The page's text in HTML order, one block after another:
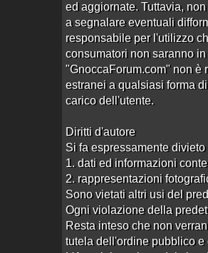
Utenti connessi:59
gnoccaforum.com -Contatti
ed aggiornate. Tuttavia,
a segnalare eventuali
responsabile per l'utilizzo
consumatori non saranno
"GnoccaForum.com" non è
estranei a qualsiasi forma
carico dell'utente.
Diritti d'autore
Si fa espressamente divieto
1. dati ed informazioni
2. rappresentazioni
Sono vietati altri usi del
Ogni violazione della
Resta inteso che non
tutela dell'ordine pubblico e